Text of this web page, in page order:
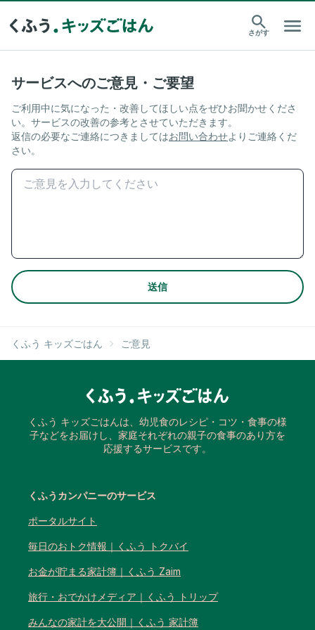
さがす
サービスへのご意見・ご要望
ご利用中に気になった・改善してほしい点をぜひお聞かせくださ
い。サービスの改善の参考とさせていただきます。
返信の必要なご連絡につきましてはお問い合わせよりご連絡くだ
さい。
送信
くふう キッズごはん ご意見
くふう キッズごはんは、幼児食のレシピ・コツ・食事の様
子などをお届けし、家庭それぞれの親子の食事のあり方を
応援するサービスです。
くふうカンパニーのサービス
ポータルサイト
毎日のおトク情報｜くふう トクバイ
お金が貯まる家計簿｜くふう Zaim
旅行・おでかけメディア｜くふう トリップ
みんなの家計を大公開｜くふう 家計簿